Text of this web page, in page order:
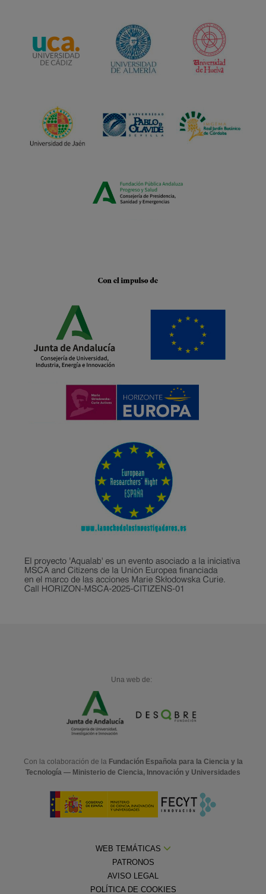
Una web de:
Con la colaboración de la Fundación Española para la Ciencia y la
Tecnología — Ministerio de Ciencia, Innovación y Universidades
WEB TEMÁTICAS
PATRONOS
AVISO LEGAL
POLÍTICA DE COOKIES